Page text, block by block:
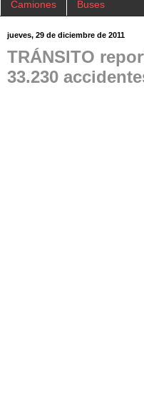
Camiones Buses
jueves, 29 de diciembre de 2011
TRÁNSITO
33.230